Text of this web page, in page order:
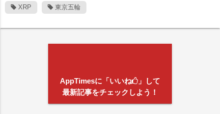
XRP 東京五輪
AppTimesに「いいね
」して
最新記事をチェックしよう！